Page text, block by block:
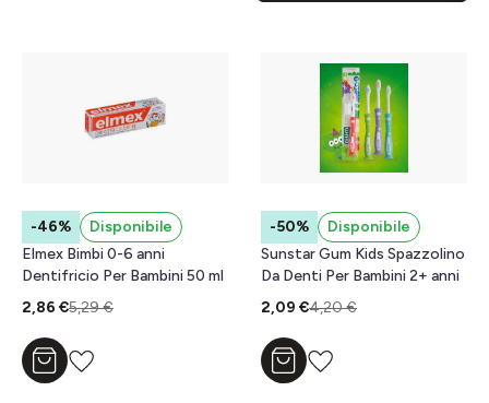
-46%
Disponibile
Elmex Bimbi 0-6 anni
Dentifricio Per Bambini 50 ml
2,86 €5,29 €
Aggiungi al carrello
-50%
Disponibile
Sunstar Gum Kids Spazzolino
Da Denti Per Bambini 2+ anni
2,09 €4,20 €
Aggiungi al carrello